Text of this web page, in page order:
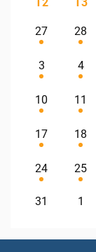
27 28
3 4
10 11
17 18
24 25
31 1